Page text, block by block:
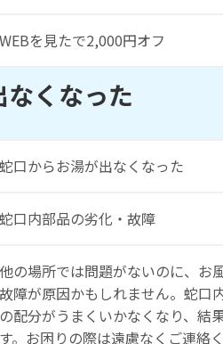
WEBを⾒たで2,000円オフ
くなった
蛇口からお湯が出なくなった
蛇口内部品の劣化・故障
他の場所では問題がないのに、お
故障が原因かもしれません。蛇口
の配分がうまくいかなくなり、結
す。お困りの際は遠慮なくご連絡く